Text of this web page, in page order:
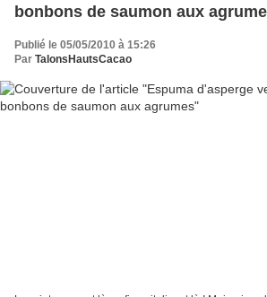
bonbons de saumon aux
Publié le 05/05/2010 à 15:26
Par TalonsHautsCacao